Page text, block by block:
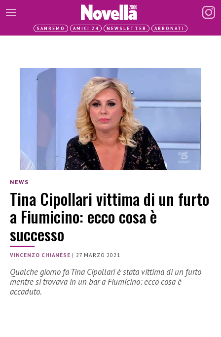
SANREMO AMICI 24 NEWSLETTER ABBONATI
NEWS
Tina Cipollari vittima di un furto
a Fiumicino: ecco cosa è
successo
VINCENZO CHIANESE |27 MARZO 2021
Qualche giorno fa Tina Cipollari è stata vittima di un furto
mentre si trovava in un bar a Fiumicino: ecco cosa è
accaduto.